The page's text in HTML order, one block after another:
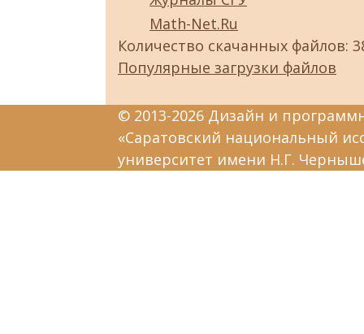
Math-Net.Ru
Количество скачанных файлов:
Популярные загрузки файлов
© 2013-2026 Дизайн и
«Саратовский национальный
университет имени Н.Г.